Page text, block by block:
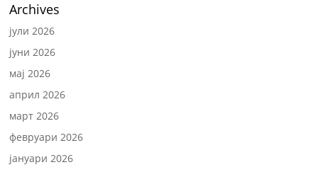
Archives
јули 2026
јуни 2026
мај 2026
април 2026
март 2026
февруари 2026
јануари 2026